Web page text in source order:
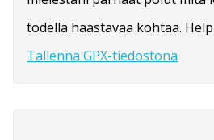
todella haastavaa kohtaa.
Tallenna GPX-tiedostona